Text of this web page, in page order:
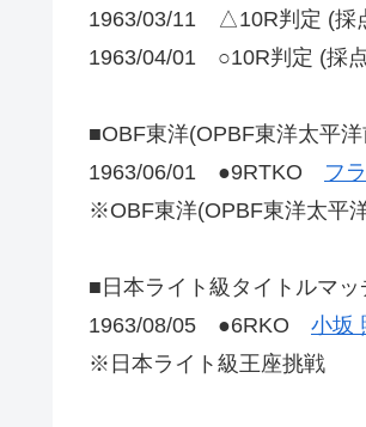
1963/03/11 △10R判定 (採
1963/04/01 ○10R判定 (採
■OBF東洋(OPBF東洋太平
1963/06/01 ●9RTKO フ
※OBF東洋(OPBF東洋太平
■日本ライト級タイトルマッ
1963/08/05 ●6RKO 小坂
※日本ライト級王座挑戦